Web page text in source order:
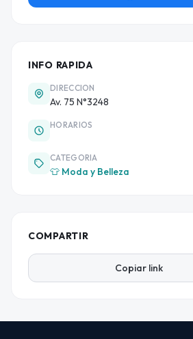
INFO RAPIDA
DIRECCION
Av. 75 N°3248
HORARIOS
CATEGORIA
👕 Moda y Belleza
COMPARTIR
Copiar link